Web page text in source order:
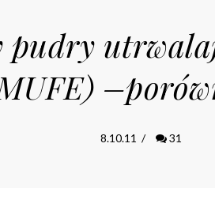
8.10.11 / 31